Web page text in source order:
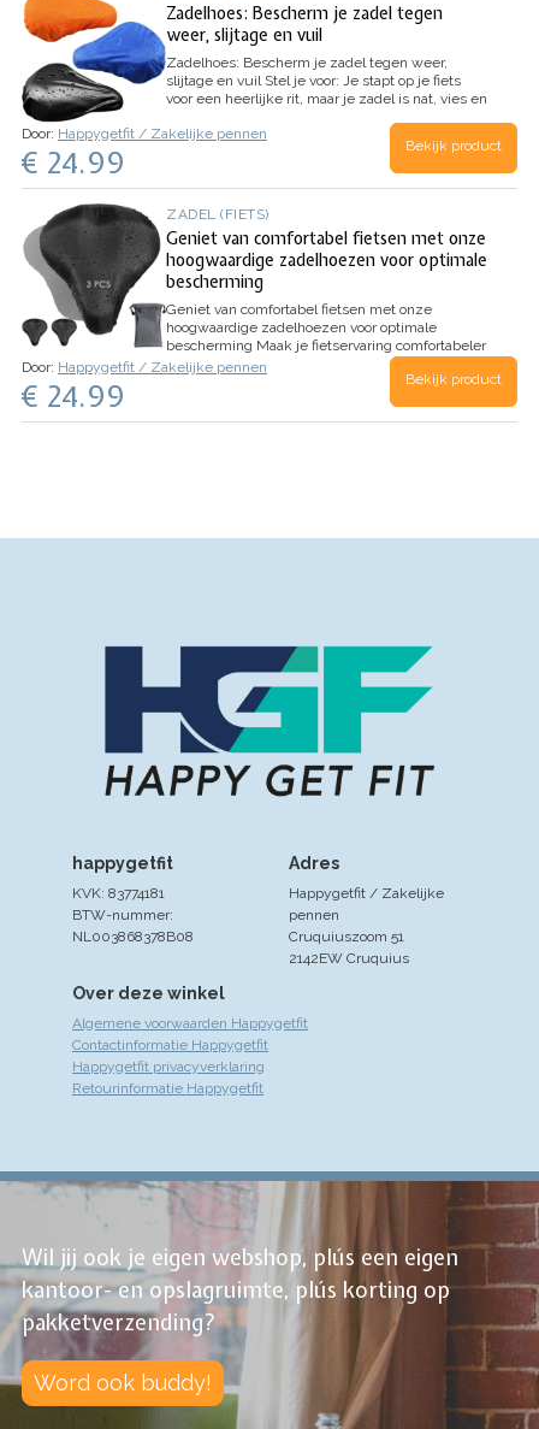
Zadelhoes: Bescherm je zadel tegen
weer, slijtage en vuil
Zadelhoes: Bescherm je zadel tegen weer,
slijtage en vuil Stel je voor: Je stapt op je fiets
voor een heerlijke rit, maar je zadel is nat, vies en
zadelhoes! Deze hoes beschermt je zadel tegen
Door: Happygetfit / Zakelijke pennen
€ 24.99 Bekijk product
ZADEL (FIETS)
Geniet van comfortabel fietsen met onze
hoogwaardige zadelhoezen voor optimale
bescherming
Geniet van comfortabel fietsen met onze
hoogwaardige zadelhoezen voor optimale
bescherming Maak je fietservaring comfortabeler
en verleng de levensduur van je fietszadel met
onze handige zadelhoezen. Deze set van 3 stuks
biedt waterdichte en hoge kwaliteit
Door: Happygetfit / Zakelijke pennen
€ 24.99 Bekijk product
Over deze winkel
Algemene voorwaarden Happygetfit
Contactinformatie Happygetfit
Happygetfit privacyverklaring
Retourinformatie Happygetfit
Adres
Happygetfit / Zakelijke
pennen
Cruquiuszoom 51
2142EW Cruquius
happygetfit
KVK: 83774181
BTW-nummer:
NL003868378B08
Wil jij ook je eigen webshop, plús een eigen
kantoor- en opslagruimte, plús korting op
pakketverzending?
Word ook buddy!